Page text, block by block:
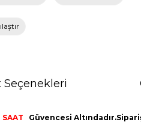
Seçenekleri
SAAT
Güvencesi